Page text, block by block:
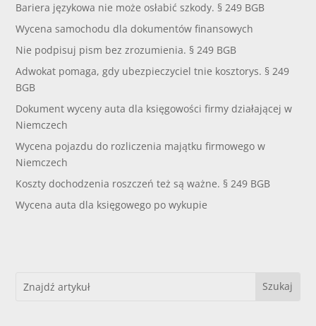
Bariera językowa nie może osłabić szkody. § 249 BGB
Wycena samochodu dla dokumentów finansowych
Nie podpisuj pism bez zrozumienia. § 249 BGB
Adwokat pomaga, gdy ubezpieczyciel tnie kosztorys. § 249
BGB
Dokument wyceny auta dla księgowości firmy działającej w
Niemczech
Wycena pojazdu do rozliczenia majątku firmowego w
Niemczech
Koszty dochodzenia roszczeń też są ważne. § 249 BGB
Wycena auta dla księgowego po wykupie